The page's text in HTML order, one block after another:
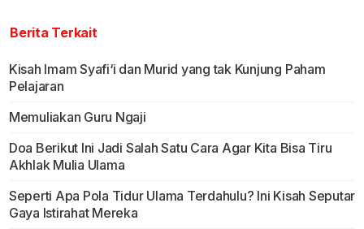
Berita Terkait
Kisah Imam Syafi‘i dan Murid yang tak Kunjung Paham
Pelajaran
Memuliakan Guru Ngaji
Doa Berikut Ini Jadi Salah Satu Cara Agar Kita Bisa Tiru
Akhlak Mulia Ulama
Seperti Apa Pola Tidur Ulama Terdahulu? Ini Kisah Seputar
Gaya Istirahat Mereka